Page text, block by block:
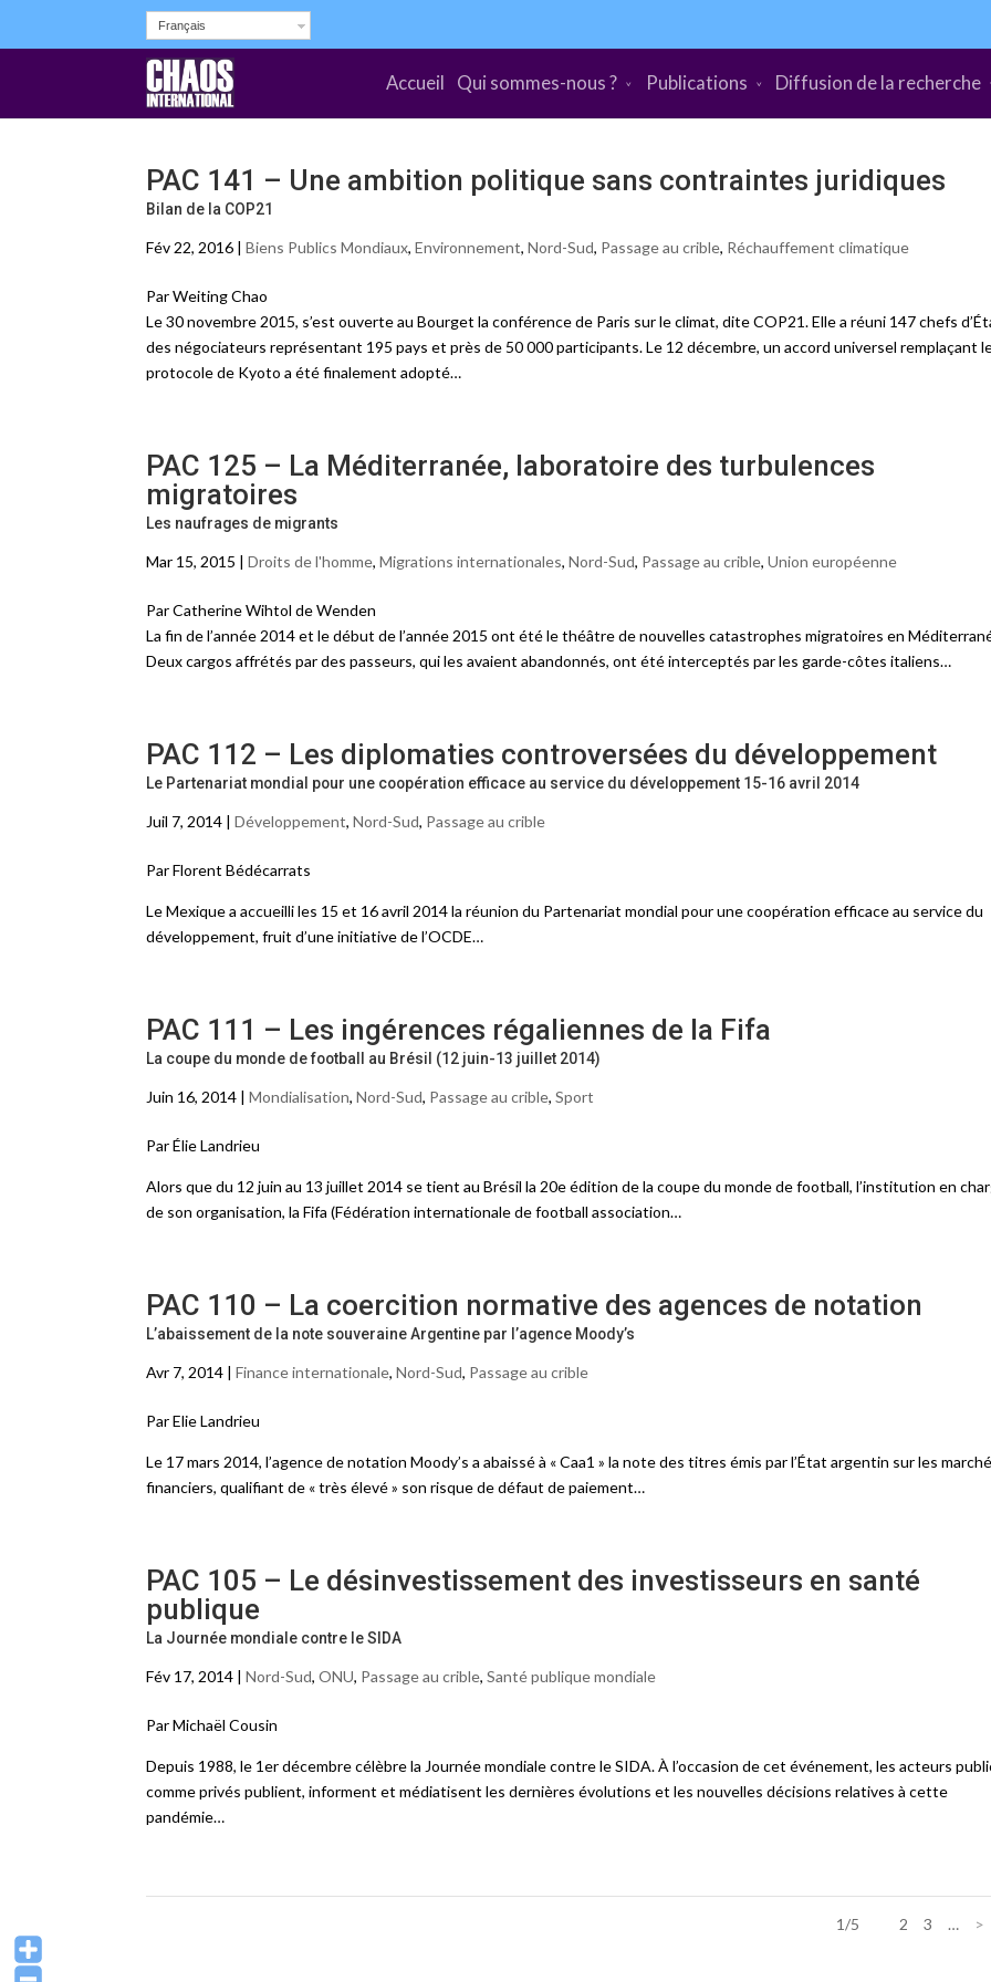
Français
Accueil Qui sommes-nous ? Publications Diffusion de la recherche
PAC 141 – Une ambition politique sans contraintes juridiques
Bilan de la COP21
Fév 22, 2016 | Biens Publics Mondiaux, Environnement, Nord-Sud, Passage au crible, Réchauffement climatique
Par Weiting Chao
Le 30 novembre 2015, s’est ouverte au Bourget la conférence de Paris sur le climat, dite COP21. Elle a réuni 147 chefs
des négociateurs représentant 195 pays et près de 50 000 participants. Le 12 décembre, un accord universel remplaçant
protocole de Kyoto a été finalement adopté…
PAC 125 – La Méditerranée, laboratoire des turbulences
migratoires
Les naufrages de migrants
Mar 15, 2015 | Droits de l'homme, Migrations internationales, Nord-Sud, Passage au crible, Union européenne
Par Catherine Wihtol de Wenden
La fin de l’année 2014 et le début de l’année 2015 ont été le théâtre de nouvelles catastrophes migratoires en
Deux cargos affrétés par des passeurs, qui les avaient abandonnés, ont été interceptés par les garde-côtes italiens…
PAC 112 – Les diplomaties controversées du développement
Le Partenariat mondial pour une coopération efficace au service du développement 15-16 avril 2014
Juil 7, 2014 | Développement, Nord-Sud, Passage au crible
Par Florent Bédécarrats
Le Mexique a accueilli les 15 et 16 avril 2014 la réunion du Partenariat mondial pour une coopération efficace au service du
développement, fruit d’une initiative de l’OCDE…
PAC 111 – Les ingérences régaliennes de la Fifa
La coupe du monde de football au Brésil (12 juin-13 juillet 2014)
Juin 16, 2014 | Mondialisation, Nord-Sud, Passage au crible, Sport
Par Élie Landrieu
Alors que du 12 juin au 13 juillet 2014 se tient au Brésil la 20e édition de la coupe du monde de football, l’institution en
de son organisation, la Fifa (Fédération internationale de football association…
PAC 110 – La coercition normative des agences de notation
L’abaissement de la note souveraine Argentine par l’agence Moody’s
Avr 7, 2014 | Finance internationale, Nord-Sud, Passage au crible
Par Elie Landrieu
Le 17 mars 2014, l’agence de notation Moody’s a abaissé à « Caa1 » la note des titres émis par l’État argentin sur les
financiers, qualifiant de « très élevé » son risque de défaut de paiement…
PAC 105 – Le désinvestissement des investisseurs en santé
publique
La Journée mondiale contre le SIDA
Fév 17, 2014 | Nord-Sud, ONU, Passage au crible, Santé publique mondiale
Par Michaël Cousin
Depuis 1988, le 1er décembre célèbre la Journée mondiale contre le SIDA. À l’occasion de cet événement, les acteurs
comme privés publient, informent et médiatisent les dernières évolutions et les nouvelles décisions relatives à cette
pandémie…
1/5 2 3 … >